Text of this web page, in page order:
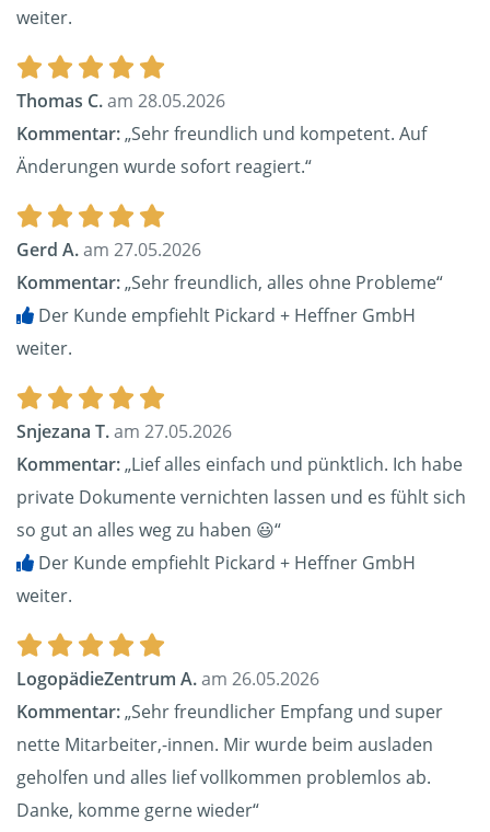
weiter.
Thomas C.am 28.05.2026
Kommentar:„Sehr freundlich und kompetent. Auf
Änderungen wurde sofort reagiert.“
Gerd A.am 27.05.2026
Kommentar:„Sehr freundlich, alles ohne Probleme“
Der Kunde empfiehlt Pickard + Heffner GmbH
weiter.
Snjezana T.am 27.05.2026
Kommentar:„Lief alles einfach und pünktlich. Ich habe
private Dokumente vernichten lassen und es fühlt sich
so gut an alles weg zu haben 😃“
Der Kunde empfiehlt Pickard + Heffner GmbH
weiter.
LogopädieZentrum A.am 26.05.2026
Kommentar:„Sehr freundlicher Empfang und super
nette Mitarbeiter,-innen. Mir wurde beim ausladen
geholfen und alles lief vollkommen problemlos ab.
Danke, komme gerne wieder“